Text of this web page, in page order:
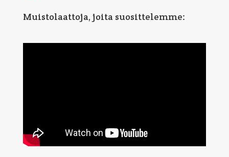
Muistolaattoja, joita suosittelemme: